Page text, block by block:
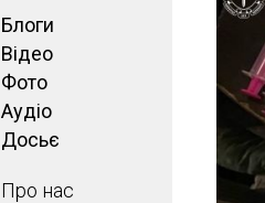
Блоги
Відео
Фото
Аудіо
Досьє
Про нас